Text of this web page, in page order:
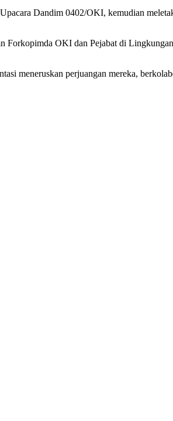
Dandim 0402/OKI, kemudian
OKI dan Pejabat di
meneruskan perjuangan mereka,